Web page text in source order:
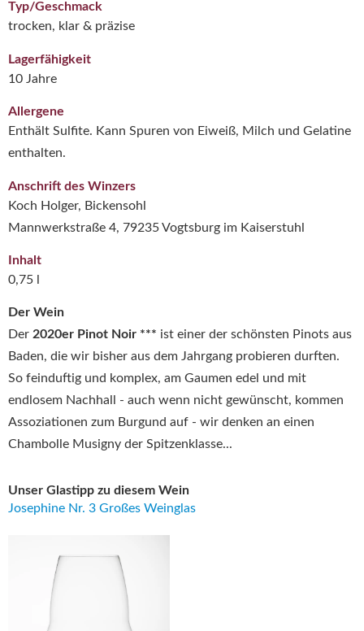
Der Wein
Der 2020er Pinot Noir *** ist einer der schönsten Pinots aus
Baden, die wir bisher aus dem Jahrgang probieren durften.
So feinduftig und komplex, am Gaumen edel und mit
endlosem Nachhall - auch wenn nicht gewünscht, kommen
Assoziationen zum Burgund auf - wir denken an einen
Chambolle Musigny der Spitzenklasse...
Unser Glastipp zu diesem Wein
Josephine Nr. 3 Großes Weinglas
Typ/Geschmack
trocken, klar & präzise
Lagerfähigkeit
10 Jahre
Allergene
Enthält Sulfite. Kann Spuren von Eiweiß, Milch und Gelatine
enthalten.
Anschrift des Winzers
Koch Holger, Bickensohl
Mannwerkstraße 4, 79235 Vogtsburg im Kaiserstuhl
Inhalt
0,75 l